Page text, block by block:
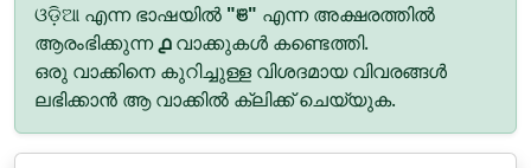
ଓଡ଼ିଆ എന്ന ഭാഷയിൽ "ଞ" എന്ന അക്ഷരത്തിൽ
ആരംഭിക്കുന്ന൧വാക്കുകൾ കണ്ടെത്തി.
ഒരു വാക്കിനെ കുറിച്ചുള്ള വിശദമായ വിവരങ്ങൾ
ലഭിക്കാൻ ആ വാക്കിൽ ക്ലിക്ക് ചെയ്യുക.